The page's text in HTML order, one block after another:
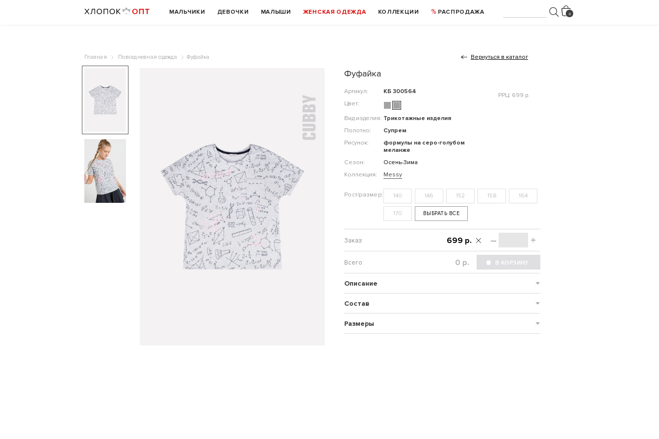
МАЛЬЧИКИ ДЕВОЧКИ МАЛЫШИ ЖЕНСКАЯ ОДЕЖДА КОЛЛЕКЦИИ РАСПРОДАЖА
Главная Повседневная одежда Фуфайка Вернуться в каталог
Фуфайка
Артикул:
КБ 300564
Цвет:
Вид изделия: Трикотажные изделия
Полотно:
Супрем
Рисунок:
формулы на серо-голубом
меланже
Сезон:
Осень-Зима
Коллекция:
Messy
РРЦ: 699 р.
140 146 152 158 164
170 ВЫБРАТЬ ВСЕ
– +
699 р.
р.
Описание
Состав
Размеры